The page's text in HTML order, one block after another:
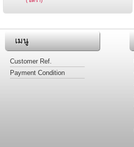
เมนู
Customer Ref.
Payment Condition